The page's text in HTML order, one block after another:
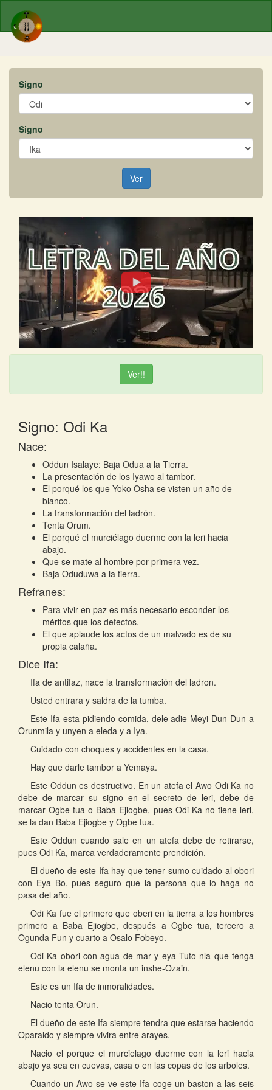
Signo
Signo
Ver
Ver!!
Signo: Odi Ka
Nace:
Oddun Isalaye: Baja Odua a la Tierra.
La presentación de los Iyawo al tambor.
El porqué los que Yoko Osha se visten un año de
blanco.
La transformación del ladrón.
Tenta Orum.
El porqué el murciélago duerme con la leri hacia
abajo.
Que se mate al hombre por primera vez.
Baja Oduduwa a la tierra.
Refranes:
Para vivir en paz es más necesario esconder los
méritos que los defectos.
El que aplaude los actos de un malvado es de su
propia calaña.
Dice Ifa:
Ifa de antifaz, nace la transformación del ladron.
Usted entrara y saldra de la tumba.
Este Ifa esta pidiendo comida, dele adie Meyi Dun Dun a
Orunmila y unyen a eleda y a Iya.
Cuidado con choques y accidentes en la casa.
Hay que darle tambor a Yemaya.
Este Oddun es destructivo. En un atefa el Awo Odi Ka no
debe de marcar su signo en el secreto de leri, debe de
marcar Ogbe tua o Baba Ejiogbe, pues Odi Ka no tiene leri,
se la dan Baba Ejiogbe y Ogbe tua.
Este Oddun cuando sale en un atefa debe de retirarse,
pues Odi Ka, marca verdaderamente prendición.
El dueño de este Ifa hay que tener sumo cuidado al obori
con Eya Bo, pues seguro que la persona que lo haga no
pasa del año.
Odi Ka fue el primero que oberi en la tierra a los hombres
primero a Baba Ejiogbe, después a Ogbe tua, tercero a
Ogunda Fun y cuarto a Osalo Fobeyo.
Odi Ka obori con agua de mar y eya Tuto nla que tenga
elenu con la elenu se monta un inshe-Ozain.
Este es un Ifa de inmoralidades.
Nacio tenta Orun.
El dueño de este Ifa siempre tendra que estarse haciendo
Oparaldo y siempre vivira entre arayes.
Nacio el porque el murcielago duerme con la leri hacia
abajo ya sea en cuevas, casa o en las copas de los arboles.
Cuando un Awo se ve este Ifa coge un baston a las seis